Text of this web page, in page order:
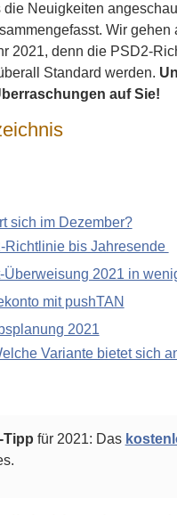
die Neuigkeiten
Wir gehen
2021, denn die PSD2-
Standard werden.
auf Sie!
sich im Dezember?
Richtlinie bis Jahresende
Überweisung 2021 in
mit pushTAN
2021
Variante bietet sich
Tipp für 2021: Das